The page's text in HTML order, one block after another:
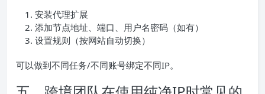
安装代理扩展
添加节点地址、端口、用户名密码（如有）
设置规则（按网站自动切换）
可以做到不同任务/不同账号绑定不同IP。